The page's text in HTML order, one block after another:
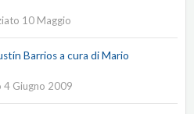
10 Maggio
Barrios a cura di Mario
4 Giugno 2009